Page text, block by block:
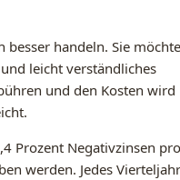
besser handeln. Sie
leicht verständliches
und den Kosten wird
Prozent Negativzinsen pro
werden. Jedes Vierteljahr